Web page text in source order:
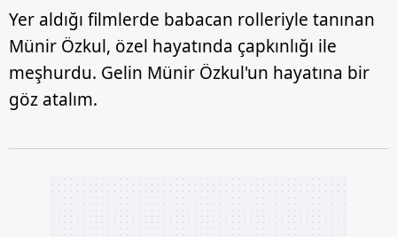
Yer aldığı filmlerde babacan rolleriyle tanınan
Münir Özkul, özel hayatında çapkınlığı ile
meşhurdu. Gelin Münir Özkul'un hayatına bir
göz atalım.